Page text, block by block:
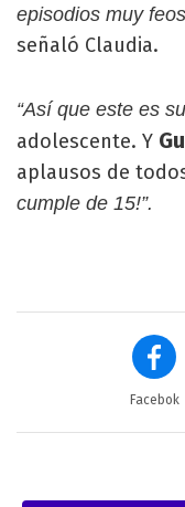
episodios muy
señaló Claudia.
“Así que este es
adolescente. Y
aplausos de
cumple de 15!”.
Facebok